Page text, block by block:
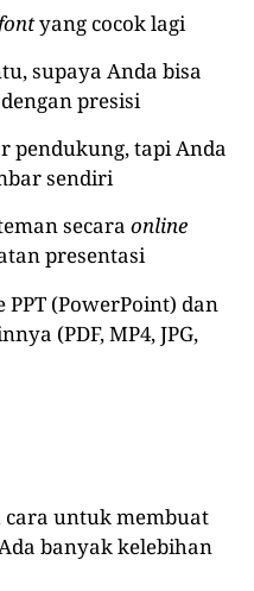
yang cocok lagi
supaya Anda bisa
presisi
pendukung, tapi Anda
sendiri
secara online
presentasi
(PowerPoint) dan
(PDF, MP4, JPG,
untuk membuat
banyak kelebihan